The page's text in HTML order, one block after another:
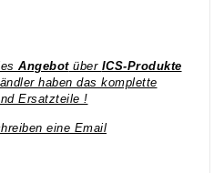
Angebotüber ICS-Produkte
haben das komplette
Ersatzteile !
eine Email